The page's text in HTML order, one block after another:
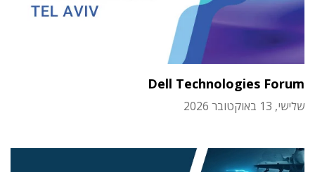
Dell Technologies Forum
שלישי, 13 באוקטובר 2026